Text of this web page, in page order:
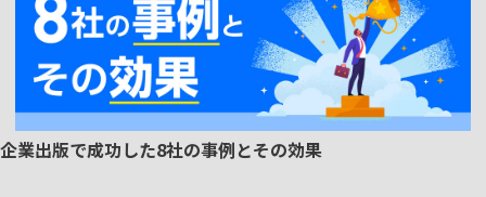
企業出版で成功した8社の事例とその効果